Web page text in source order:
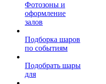
Фотозоны и
оформление
залов
Подборка шаров
по событиям
Подобрать шары
для